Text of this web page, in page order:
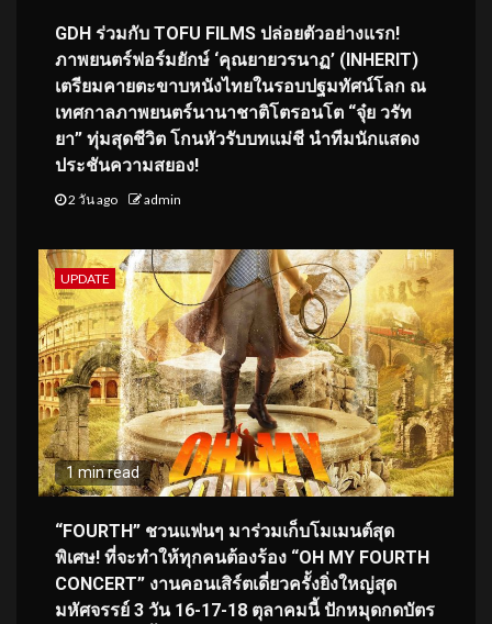
GDH ร่วมกับ TOFU FILMS ปล่อยตัวอย่างแรก!
ภาพยนตร์ฟอร์มยักษ์ ‘คุณยายวรนาฏ’ (INHERIT)
เตรียมคายตะขาบหนังไทยในรอบปฐมทัศน์โลก ณ
เทศกาลภาพยนตร์นานาชาติโตรอนโต “จุ๋ย วรัท
ยา” ทุ่มสุดชีวิต โกนหัวรับบทแม่ชี นำทีมนักแสดง
ประชันความสยอง!
2 วัน ago admin
UPDATE
1 min read
“FOURTH” ชวนแฟนๆ มาร่วมเก็บโมเมนต์สุด
พิเศษ! ที่จะทำให้ทุกคนต้องร้อง “OH MY FOURTH
CONCERT” งานคอนเสิร์ตเดี่ยวครั้งยิ่งใหญ่สุด
มหัศจรรย์ 3 วัน 16-17-18 ตุลาคมนี้ ปักหมุดกดบัตร